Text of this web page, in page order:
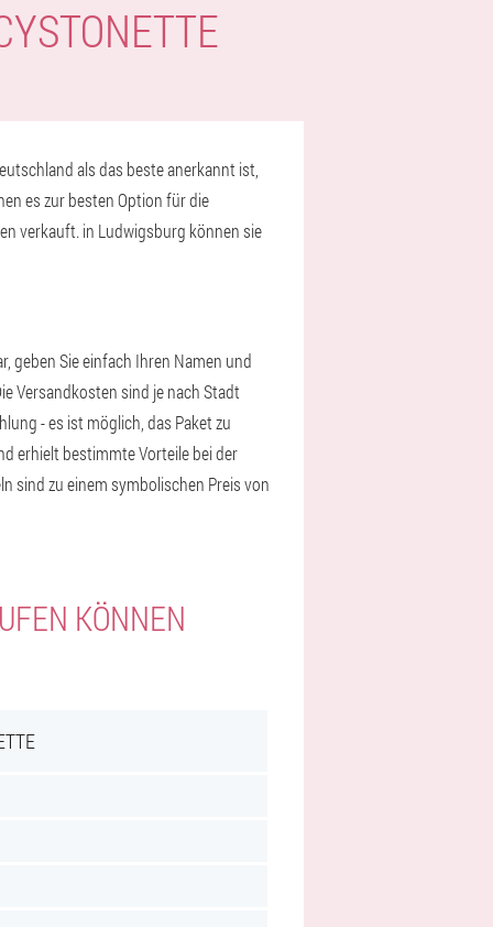
als das beste anerkannt ist,
es zur besten Option für die
verkauft. in Ludwigsburg können sie
geben Sie einfach Ihren Namen und
Versandkosten sind je nach Stadt
- es ist möglich, das Paket zu
erhielt bestimmte Vorteile bei der
sind zu einem symbolischen Preis von
KÖNNEN